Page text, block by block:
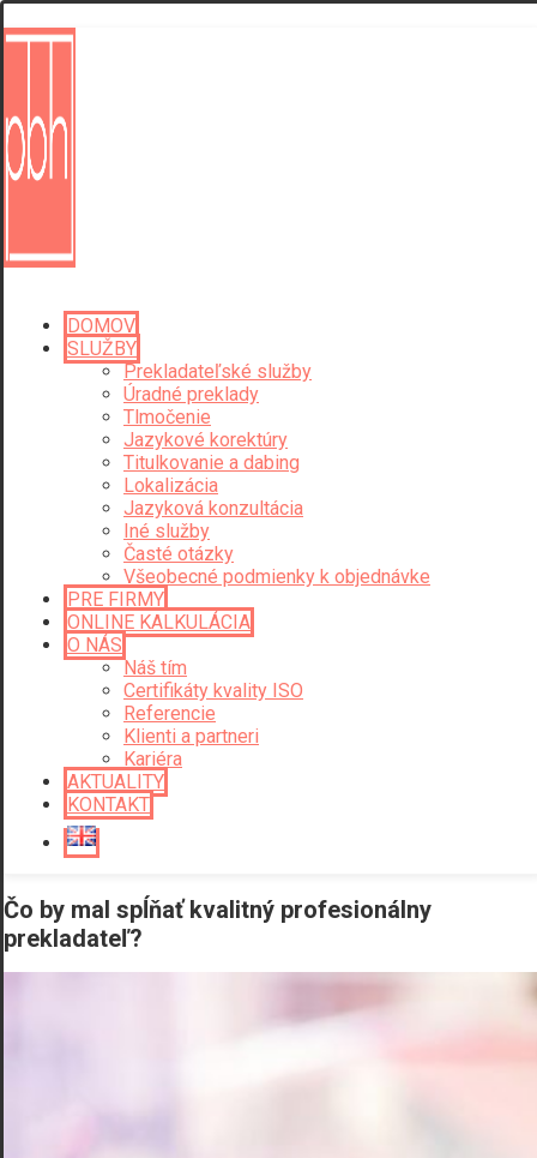
DOMOV
SLUŽBY
Prekladateľské služby
Úradné preklady
Tlmočenie
Jazykové korektúry
Titulkovanie a dabing
Lokalizácia
Jazyková konzultácia
Iné služby
Časté otázky
Všeobecné podmienky k objednávke
PRE FIRMY
ONLINE KALKULÁCIA
O NÁS
Náš tím
Certifikáty kvality ISO
Referencie
Klienti a partneri
Kariéra
AKTUALITY
KONTAKT
Čo by mal spĺňať kvalitný profesionálny
prekladateľ?